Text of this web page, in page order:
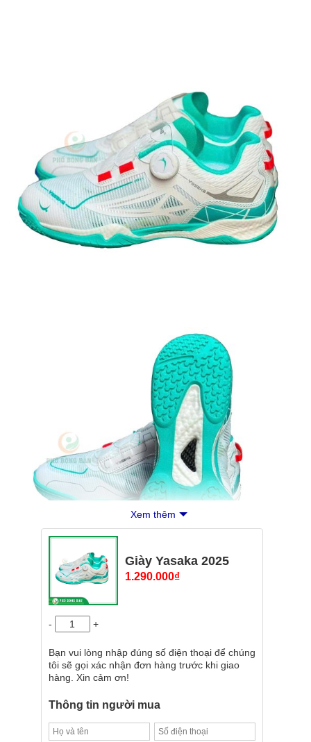
Xem thêm
Giày Yasaka 2025
1.290.000₫
- +
Bạn vui lòng nhập đúng số điện thoại để chúng
tôi sẽ gọi xác nhận đơn hàng trước khi giao
hàng. Xin cảm ơn!
Thông tin người mua